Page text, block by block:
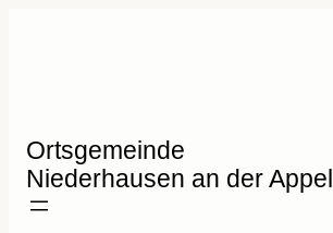
Ortsgemeinde
Niederhausen an der Appel